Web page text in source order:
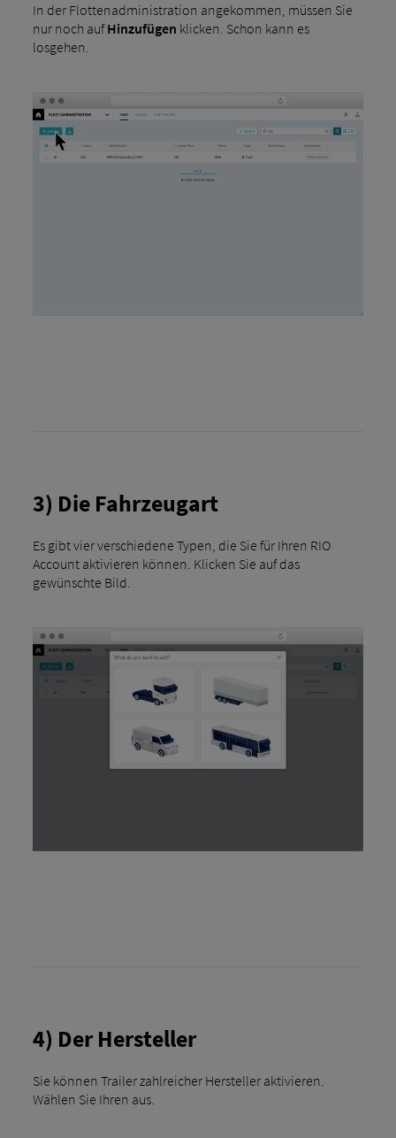
In der Flottenadministration angekommen, müssen Sie
nur noch aufHinzufügen klicken. Schon kann es
losgehen.
3) Die Fahrzeugart
Es gibt vier verschiedene Typen, die Sie für Ihren RIO
Account aktivieren können. Klicken Sie auf das
gewünschte Bild.
4) Der Hersteller
Sie können Trailer zahlreicher Hersteller aktivieren.
Wählen Sie Ihren aus.